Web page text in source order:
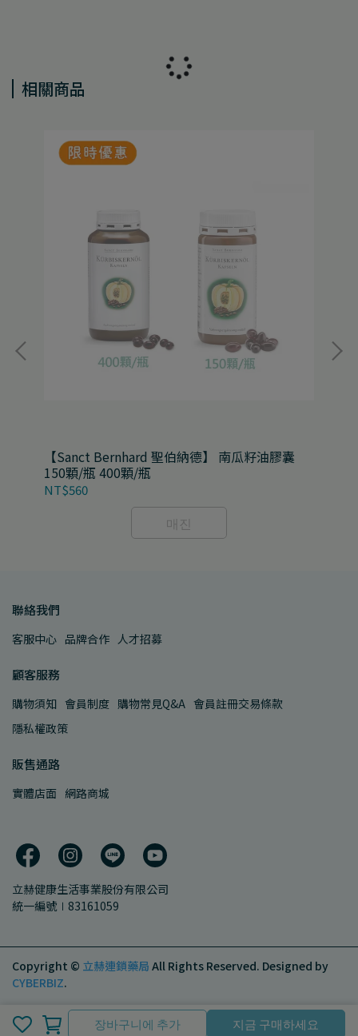
장바구니에 추가 지금 구매하세요
相關商品
【Sanct Bernhard 聖伯納德】 南瓜籽油膠囊
150顆/瓶 400顆/瓶
NT$560
매진
聯絡我們
客服中心 品牌合作 人才招募
顧客服務
購物須知 會員制度 購物常見Q&A 會員註冊交易條款
隱私權政策
販售通路
實體店面 網路商城
立赫健康生活事業股份有限公司
統一編號∣83161059
Copyright © 立赫連鎖藥局 All Rights Reserved. Designed by
CYBERBIZ.